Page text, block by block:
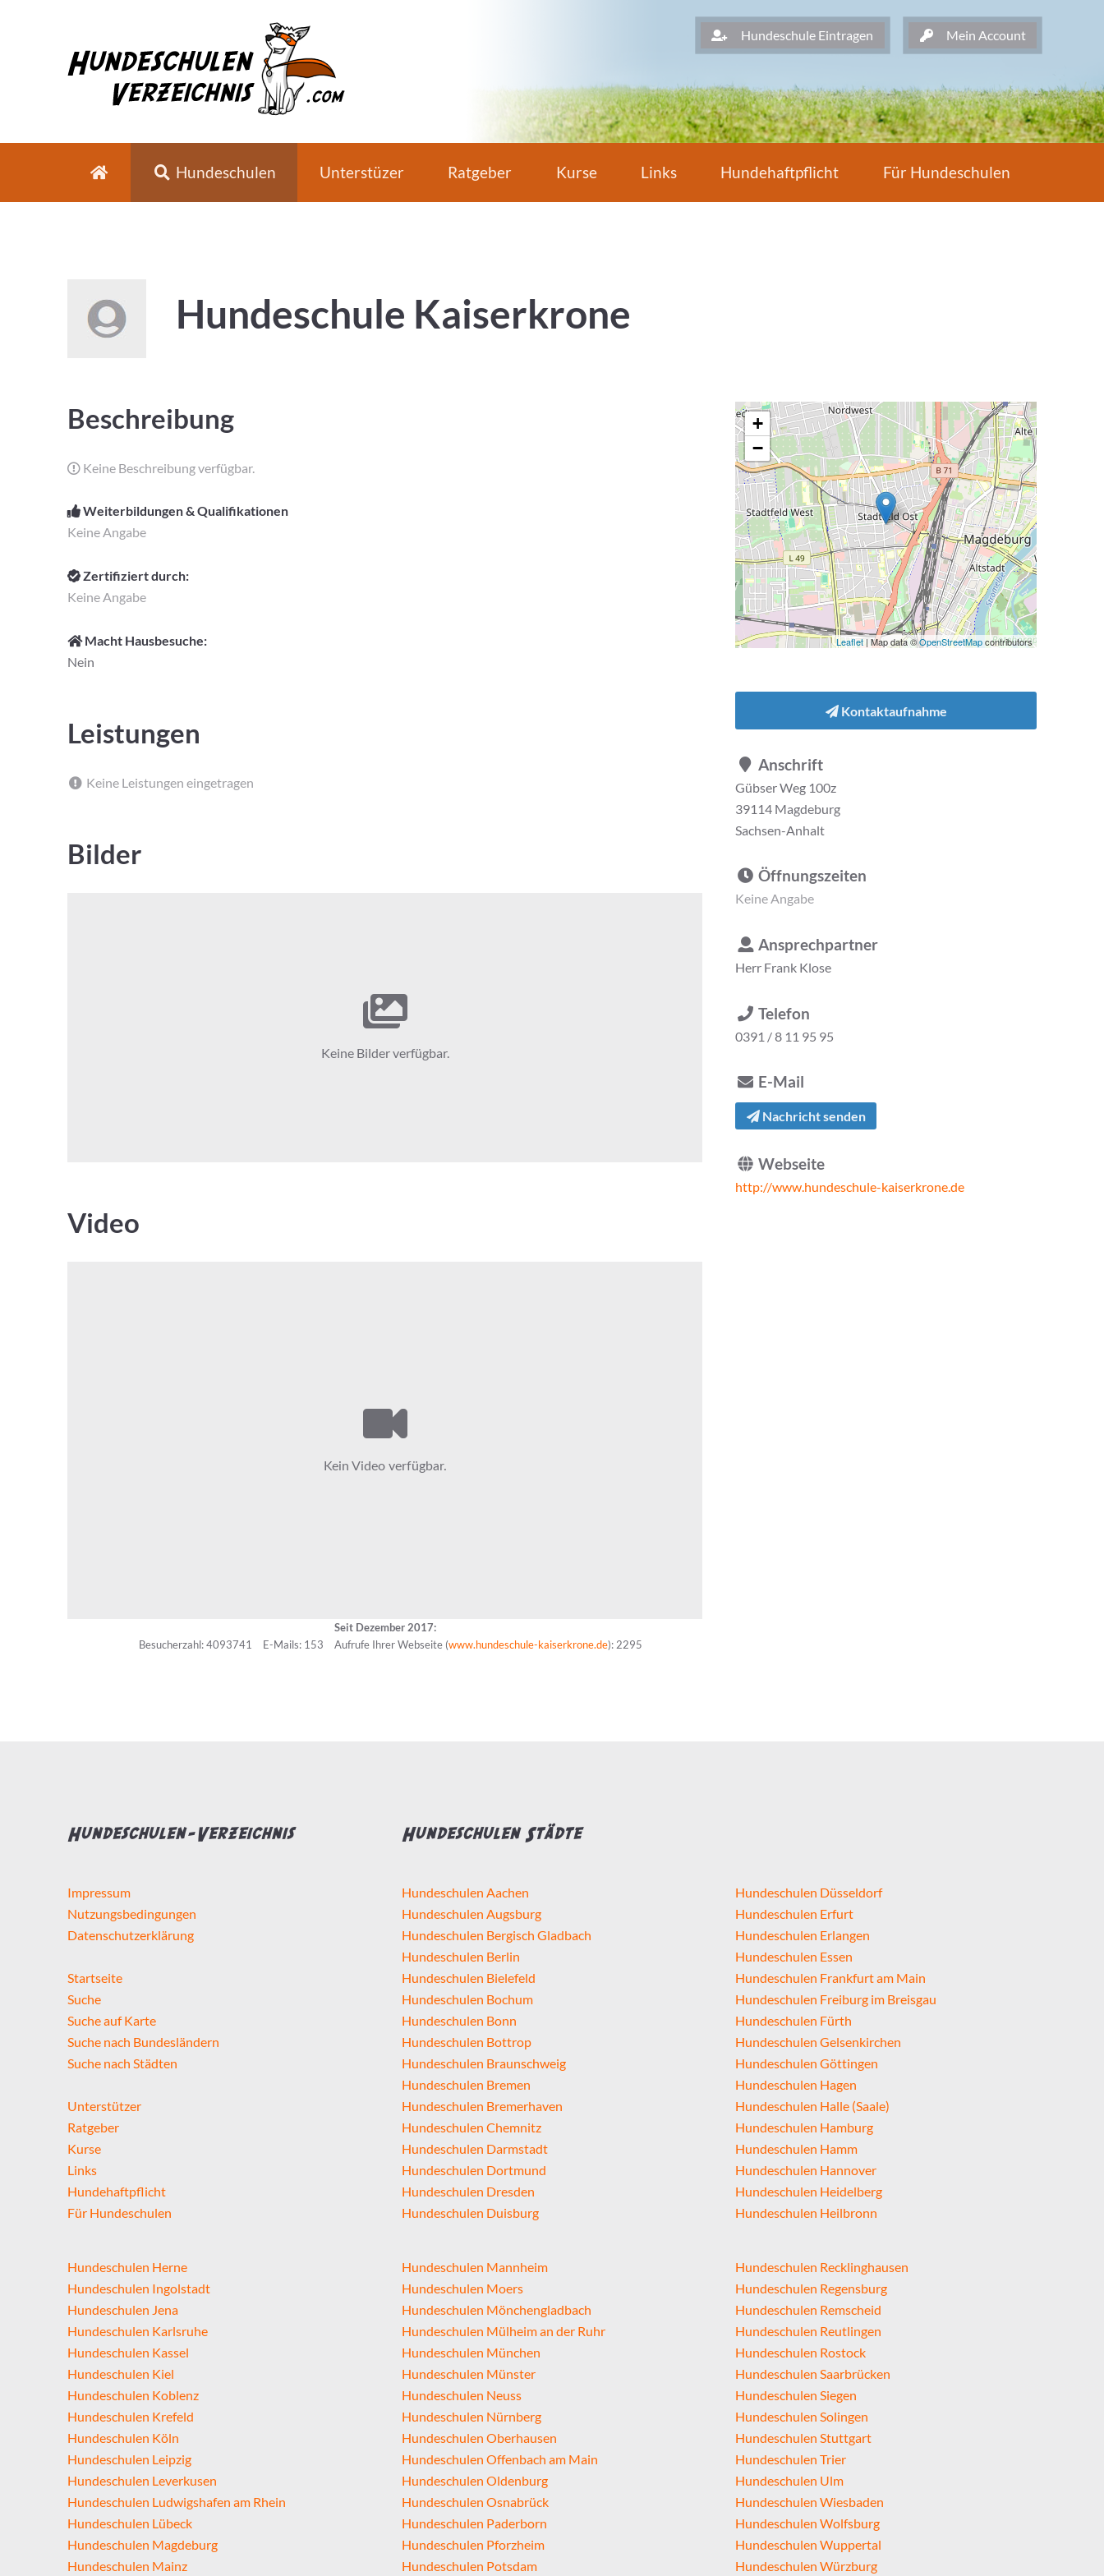
Hundeschule Eintragen Mein Account
Hundeschulen Unterstüzer Ratgeber Kurse Links Hundehaftpflicht Für Hundeschulen
Hundeschule Kaiserkrone
Beschreibung
Keine Beschreibung verfügbar.
Weiterbildungen & Qualifikationen
Keine Angabe
Zertifiziert durch:
Keine Angabe
Macht Hausbesuche:
Nein
Leistungen
Keine Leistungen eingetragen
Bilder
Keine Bilder verfügbar.
Video
Seit Dezember 2017:
Besucherzahl: 4093741
E-Mails: 153 Aufrufe Ihrer Webseite (www.hundeschule-kaiserkrone.de): 2295
+
−
Leaflet| Map data ©OpenStreetMapcontributors
Kontaktaufnahme
Anschrift
Gübser Weg 100z
39114 Magdeburg
Sachsen-Anhalt
Öffnungszeiten
Keine Angabe
Ansprechpartner
Herr Frank Klose
Telefon
0391 / 8 11 95 95
E-Mail
Nachricht senden
Webseite
http://www.hundeschule-kaiserkrone.de
Hundeschulen-Verzeichnis
Impressum
Nutzungsbedingungen
Datenschutzerklärung
Startseite
Suche
Suche auf Karte
Suche nach Bundesländern
Suche nach Städten
Unterstützer
Ratgeber
Kurse
Links
Hundehaftpflicht
Für Hundeschulen
Hundeschulen Städte
Hundeschulen Aachen
Hundeschulen Augsburg
Hundeschulen Bergisch Gladbach
Hundeschulen Berlin
Hundeschulen Bielefeld
Hundeschulen Bochum
Hundeschulen Bonn
Hundeschulen Bottrop
Hundeschulen Braunschweig
Hundeschulen Bremen
Hundeschulen Bremerhaven
Hundeschulen Chemnitz
Hundeschulen Darmstadt
Hundeschulen Dortmund
Hundeschulen Dresden
Hundeschulen Duisburg
Hundeschulen Düsseldorf
Hundeschulen Erfurt
Hundeschulen Erlangen
Hundeschulen Essen
Hundeschulen Frankfurt am Main
Hundeschulen Freiburg im Breisgau
Hundeschulen Fürth
Hundeschulen Gelsenkirchen
Hundeschulen Göttingen
Hundeschulen Hagen
Hundeschulen Halle (Saale)
Hundeschulen Hamburg
Hundeschulen Hamm
Hundeschulen Hannover
Hundeschulen Heidelberg
Hundeschulen Heilbronn
Hundeschulen Herne
Hundeschulen Ingolstadt
Hundeschulen Jena
Hundeschulen Karlsruhe
Hundeschulen Kassel
Hundeschulen Kiel
Hundeschulen Koblenz
Hundeschulen Krefeld
Hundeschulen Köln
Hundeschulen Leipzig
Hundeschulen Leverkusen
Hundeschulen Ludwigshafen am Rhein
Hundeschulen Lübeck
Hundeschulen Magdeburg
Hundeschulen Mainz
Hundeschulen Mannheim
Hundeschulen Moers
Hundeschulen Mönchengladbach
Hundeschulen Mülheim an der Ruhr
Hundeschulen München
Hundeschulen Münster
Hundeschulen Neuss
Hundeschulen Nürnberg
Hundeschulen Oberhausen
Hundeschulen Offenbach am Main
Hundeschulen Oldenburg
Hundeschulen Osnabrück
Hundeschulen Paderborn
Hundeschulen Pforzheim
Hundeschulen Potsdam
Hundeschulen Recklinghausen
Hundeschulen Regensburg
Hundeschulen Remscheid
Hundeschulen Reutlingen
Hundeschulen Rostock
Hundeschulen Saarbrücken
Hundeschulen Siegen
Hundeschulen Solingen
Hundeschulen Stuttgart
Hundeschulen Trier
Hundeschulen Ulm
Hundeschulen Wiesbaden
Hundeschulen Wolfsburg
Hundeschulen Wuppertal
Hundeschulen Würzburg